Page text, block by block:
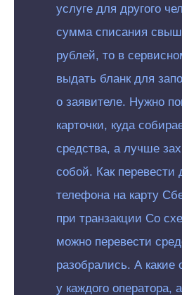
услуге для другого
сумма списания
рублей, то в
выдать бланк для
о заявителе. Нужно
карточки, куда
средства, а лучше
собой. Как перевести
телефона на карту
при транзакции Со
можно перевести
разобрались. А какие
у каждого оператора,